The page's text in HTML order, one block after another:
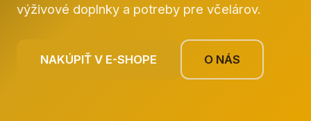
výživové doplnky a potreby pre včelárov.
NAKÚPIŤ V E-SHOPE O NÁS